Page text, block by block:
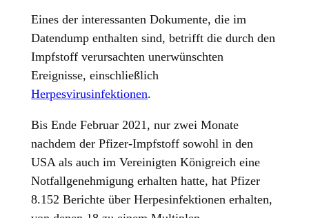
Eines der interessanten Dokumente, die im
Datendump enthalten sind, betrifft die durch den
Impfstoff verursachten unerwünschten
Ereignisse, einschließlich
Herpesvirusinfektionen.
Bis Ende Februar 2021, nur zwei Monate
nachdem der Pfizer-Impfstoff sowohl in den
USA als auch im Vereinigten Königreich eine
Notfallgenehmigung erhalten hatte, hat Pfizer
8.152 Berichte über Herpesinfektionen erhalten,